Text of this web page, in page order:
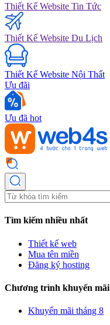
Thiết Kế Website Tin Tức
Thiết Kế Website Du Lịch
Thiết Kế Website Nội Thất
Ưu đãi
Ưu đã hot
Tìm kiếm nhiều nhất
Thiết kế web
Mua tên miền
Đăng ký hosting
Chương trình khuyến mãi
Khuyến mãi tháng 8